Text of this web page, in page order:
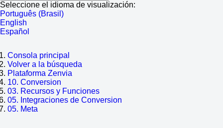
Seleccione el idioma de visualización:
Português (Brasil)
English
Español
Consola principal
Volver a la búsqueda
Plataforma Zenvia
10. Conversion
03. Recursos y Funciones
05. Integraciones de Conversion
05. Meta